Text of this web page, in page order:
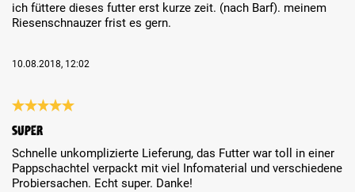
ich füttere dieses futter erst kurze zeit. (nach Barf). meinem
Riesenschnauzer frist es gern.
10.08.2018, 12:02
Super
Schnelle unkomplizierte Lieferung, das Futter war toll in einer
Pappschachtel verpackt mit viel Infomaterial und verschiedene
Probiersachen. Echt super. Danke!